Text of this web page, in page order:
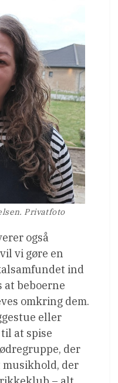
Privatfoto
også
vi gøre en
ind
at beboerne
omkring dem.
eller
at spise
der
musikhold, der